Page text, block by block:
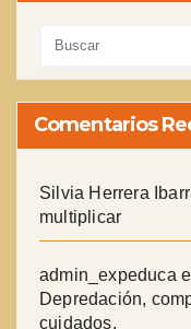
Comentarios
Silvia Herrera
multiplicar
admin_expeduca
Depredación,
cuidados.